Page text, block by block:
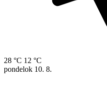
28 °C 12 °C
pondelok 10. 8.